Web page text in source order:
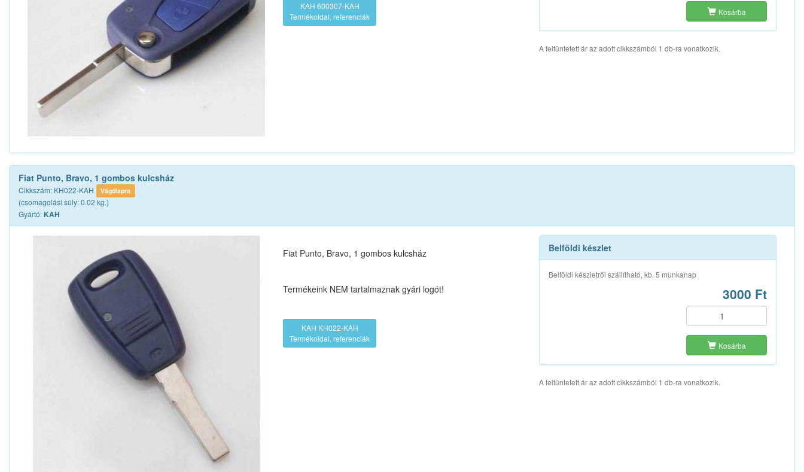
KAH 600307-KAH
Termékoldal, referenciák
Kosárba
A feltüntetett ár az adott cikkszámból 1 db-ra vonatkozik.
Fiat Punto, Bravo, 1 gombos kulcsház
Cikkszám: KH022-KAH Vágólapra
(csomagolási súly: 0.02 kg.)
Gyártó: KAH
Fiat Punto, Bravo, 1 gombos kulcsház
Termékeink NEM tartalmaznak gyári logót!
KAH KH022-KAH
Termékoldal, referenciák
Belföldi készlet
Belföldi készletről szállítható, kb. 5 munkanap
3000 Ft
Kosárba
A feltüntetett ár az adott cikkszámból 1 db-ra vonatkozik.